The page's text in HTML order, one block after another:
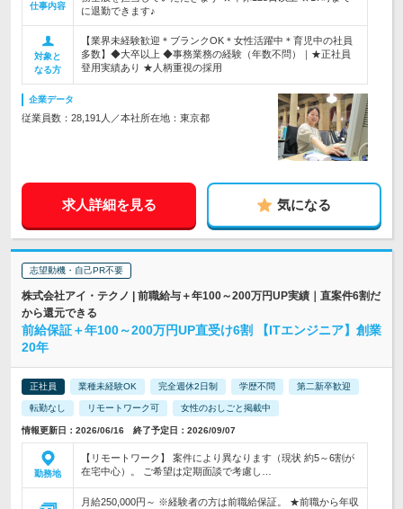
仕事内容
に退勤できます♪
対象と
なる方
【業界未経験歓迎＊ブランクOK＊女性活躍中＊育児中の社員
多数】◆大卒以上 ◆事務業務の経験（年数不問）｜★正社員
登用実績あり ★人柄重視の採用
企業データ
従業員数：28,191人／本社所在地：東京都
求人詳細を見る 気になる
志望動機・自己PR不要
株式会社アイ・テクノ | 前職給与＋年100～200万円UP実績｜直案件6割だ
から還元できる
前給保証＋年100～200万円UP直受け6割 【ITエンジニア】創業
20年
正社員 業種未経験OK 完全週休2日制 学歴不問 第二新卒歓迎
転勤なし リモートワーク可 女性のおしごと掲載中
情報更新日：2026/06/16 終了予定日：2026/09/07
勤務地
【リモートワーク】 案件により異なります（現状 約5～6割が
在宅中心）。 ご希望は定期面談で考慮し…
月給250,000円～ ※経験者の方は前職給保証。 ★前職から年収